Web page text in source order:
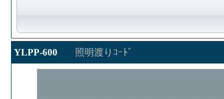
YLPP-600 照明渡りｺｰﾄﾞ